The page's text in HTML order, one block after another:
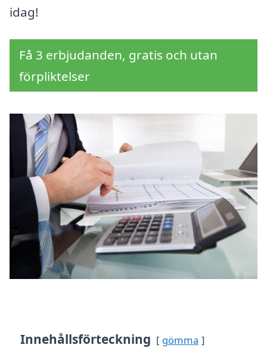
idag!
Få 3 erbjudanden, gratis och utan
förpliktelser
Innehållsförteckning gömma